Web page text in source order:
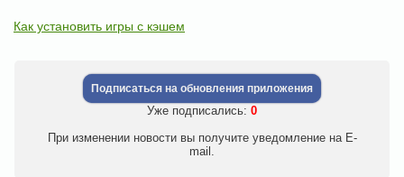
Как установить игры с кэшем
Подписаться на обновления приложения
Уже подписались: 0
При изменении новости вы получите уведомление на E-
mail.